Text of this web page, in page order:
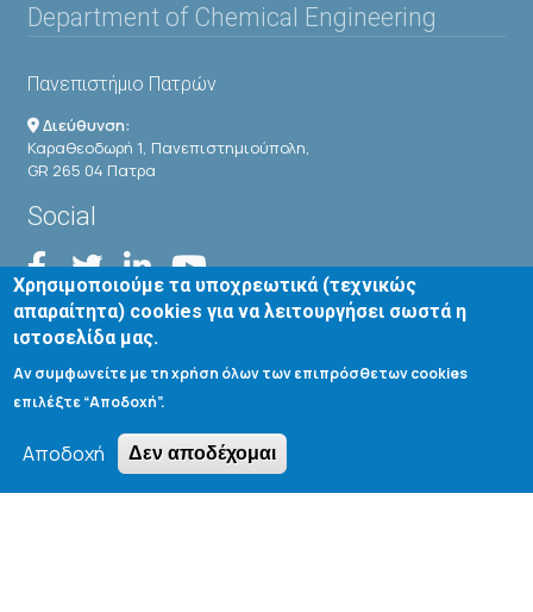
Department of Chemical Engineering
Πανεπιστήμιο Πατρών
Διεύθυνση:
Καραθεοδωρή 1, Πανεπιστημιούπολη,
GR 265 04 Πατρα
Social
Useful Links
Αιτήσεις - Δηλώσεις
Χρησιμοποιούμε τα υποχρεωτικά (τεχνικώς
απαραίτητα) cookies για να λειτουργήσει σωστά η
ιστοσελίδα μας.
Αν συμφωνείτε με τη χρήση όλων των επιπρόσθετων cookies
επιλέξτε “Αποδοχή”.
Αποδοχή Δεν αποδέχομαι